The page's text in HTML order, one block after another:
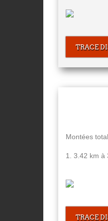
TRACE
Montées
1. 3.42 km à
TRACE